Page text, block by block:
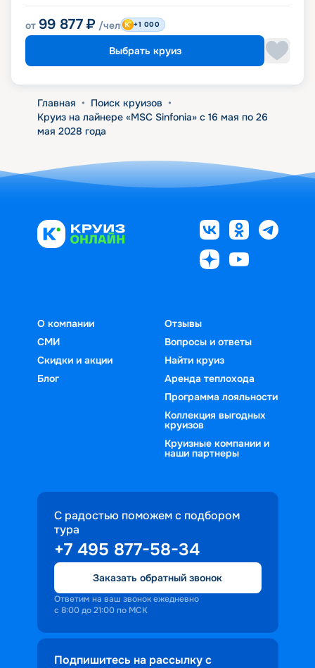
от 99 877 ₽ /чел +1 000
Выбрать круиз
Главная • Поиск круизов •
Круиз на лайнере «MSC Sinfonia» с 16 мая по 26
мая 2028 года
О компании
СМИ
Скидки и акции
Блог
Отзывы
Вопросы и ответы
Найти круиз
Аренда теплохода
Программа лояльности
Коллекция выгодных
круизов
Круизные компании и
наши партнеры
С радостью поможем с подбором
тура
+7 495 877-58-34
Заказать обратный звонок
Ответим на ваш звонок ежедневно
с 8:00 до 21:00 по МСК
Подпишитесь на рассылку с